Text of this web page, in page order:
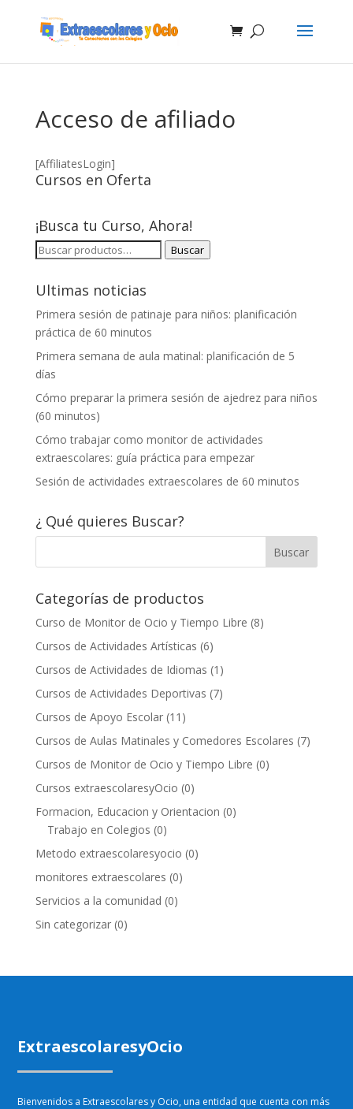
Acceso de afiliado
[AffiliatesLogin]
Cursos en Oferta
¡Busca tu Curso, Ahora!
BUSCAR
Buscar
Ultimas noticias
Primera sesión de patinaje para niños: planificación
práctica de 60 minutos
Primera semana de aula matinal: planificación de 5
días
Cómo preparar la primera sesión de ajedrez para niños
(60 minutos)
Cómo trabajar como monitor de actividades
extraescolares: guía práctica para empezar
Sesión de actividades extraescolares de 60 minutos
¿ Qué quieres Buscar?
Categorías de productos
Curso de Monitor de Ocio y Tiempo Libre (8)
Cursos de Actividades Artísticas (6)
Cursos de Actividades de Idiomas (1)
Cursos de Actividades Deportivas (7)
Cursos de Apoyo Escolar (11)
Cursos de Aulas Matinales y Comedores Escolares (7)
Cursos de Monitor de Ocio y Tiempo Libre (0)
Cursos extraescolaresyOcio (0)
Formacion, Educacion y Orientacion (0)
Trabajo en Colegios (0)
Metodo extraescolaresyocio (0)
monitores extraescolares (0)
Servicios a la comunidad (0)
Sin categorizar (0)
ExtraescolaresyOcio
Bienvenidos a Extraescolares y Ocio, una entidad que cuenta con más